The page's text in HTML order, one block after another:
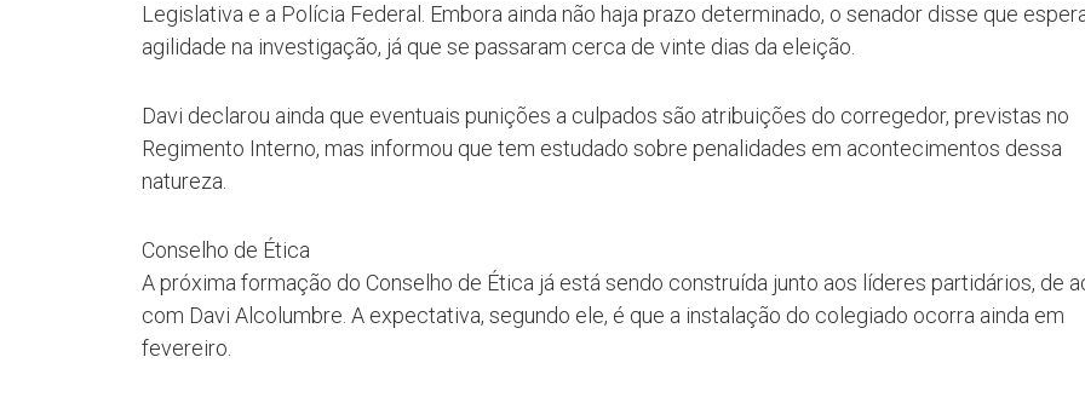
Legislativa e a Polícia Federal. Embora ainda não haja prazo determinado, o senador disse que
agilidade na investigação, já que se passaram cerca de vinte dias da eleição.
Davi declarou ainda que eventuais punições a culpados são atribuições do corregedor, previstas no
Regimento Interno, mas informou que tem estudado sobre penalidades em acontecimentos dessa
natureza.
Conselho de Ética
A próxima formação do Conselho de Ética já está sendo construída junto aos líderes partidários, de
com Davi Alcolumbre. A expectativa, segundo ele, é que a instalação do colegiado ocorra ainda em
fevereiro.